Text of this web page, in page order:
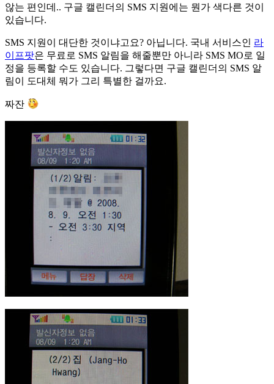
않는 편인데.. 구글 캘린더의 SMS 지원에는 뭔가 색다른 것이
있습니다.
SMS 지원이 대단한 것이냐고요? 아닙니다. 국내 서비스인 라
이프팟은 무료로 SMS 알림을 해줄뿐만 아니라 SMS MO로 일
정을 등록할 수도 있습니다. 그렇다면 구글 캘린더의 SMS 알
림이 도대체 뭐가 그리 특별한 걸까요.
짜잔